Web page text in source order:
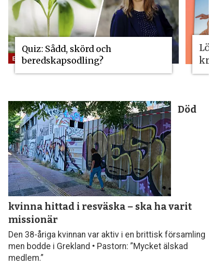
Quiz: Sådd, skörd och
beredskapsodling?
Död
kvinna hittad i resväska – ska ha varit
missionär
Den 38-åriga kvinnan var aktiv i en brittisk församling
men bodde i Grekland • Pastorn: ”Mycket älskad
medlem.”